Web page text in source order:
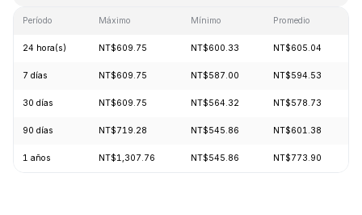
Período Máximo Mínimo Promedio
24 hora(s) NT$609.75 NT$600.33 NT$605.04
7 días NT$609.75 NT$587.00 NT$594.53
30 días NT$609.75 NT$564.32 NT$578.73
90 días NT$719.28 NT$545.86 NT$601.38
1 años NT$1,307.76 NT$545.86 NT$773.90